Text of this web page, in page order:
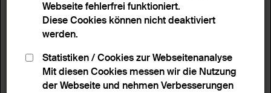
Sortieren nach
Anzahl Ergebnisse
Webseite fehlerfrei funktioniert.
Diese Cookies können nicht deaktiviert
werden.
Statistiken / Cookies zur Webseitenanalyse
Mit diesen Cookies messen wir die Nutzung
der Webseite und nehmen Verbesserungen